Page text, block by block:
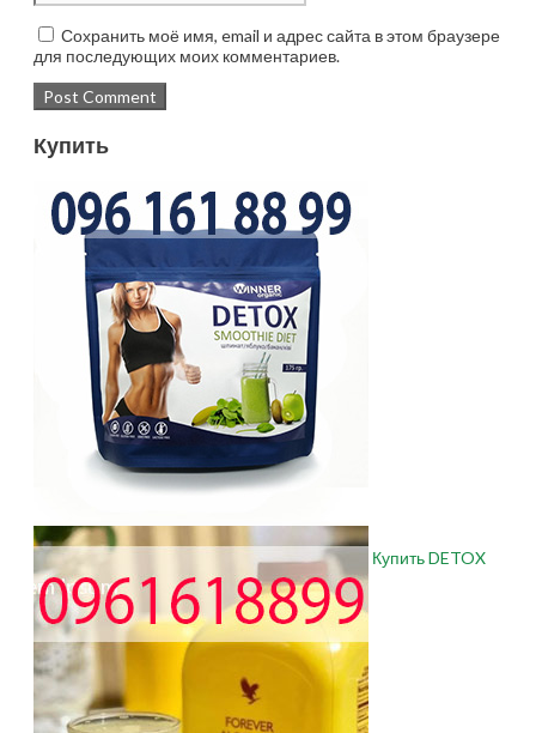
Сохранить моё имя, email и адрес сайта в этом браузере
для последующих моих комментариев.
Купить
Купить DETOX